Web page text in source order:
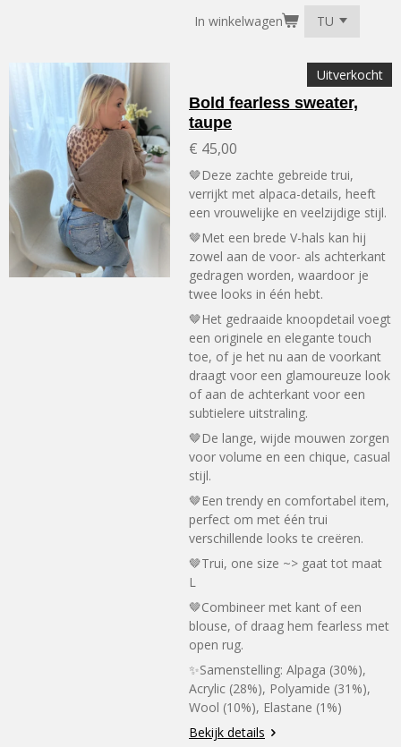
In winkelwagen
Uitverkocht
Bold fearless sweater,
taupe
€ 45,00
🤎Deze zachte gebreide trui,
verrijkt met alpaca-details, heeft
een vrouwelijke en veelzijdige stijl.
🤎Met een brede V-hals kan hij
zowel aan de voor- als achterkant
gedragen worden, waardoor je
twee looks in één hebt.
🤎Het gedraaide knoopdetail voegt
een originele en elegante touch
toe, of je het nu aan de voorkant
draagt ​​voor een glamoureuze look
of aan de achterkant voor een
subtielere uitstraling.
🤎De lange, wijde mouwen zorgen
voor volume en een chique, casual
stijl.
🤎Een trendy en comfortabel item,
perfect om met één trui
verschillende looks te creëren.
🤎Trui, one size ~> gaat tot maat
L
🤎Combineer met kant of een
blouse, of draag hem fearless met
open rug.
✨Samenstelling: Alpaga (30%),
Acrylic (28%), Polyamide (31%),
Wool (10%), Elastane (1%)
Bekijk details